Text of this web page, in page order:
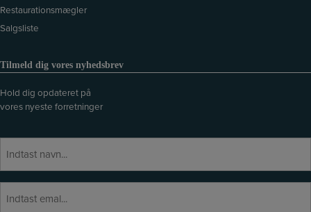
Restaurationsmægler
Salgsliste
Tilmeld dig vores nyhedsbrev
Hold dig opdateret på
vores nyeste forretninger
v
E